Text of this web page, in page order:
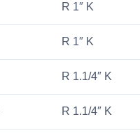
R 1″ K
R 1″ K
R 1.1/4″ K
R 1.1/4″ K